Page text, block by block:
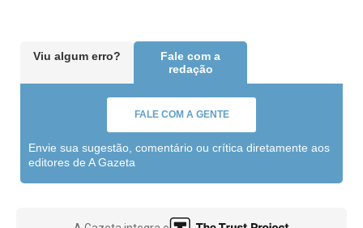
Viu algum erro?
Fale com a
redação
FALE COM A GENTE
Envie sua sugestão, comentário ou crítica diretamente aos
editores de A Gazeta